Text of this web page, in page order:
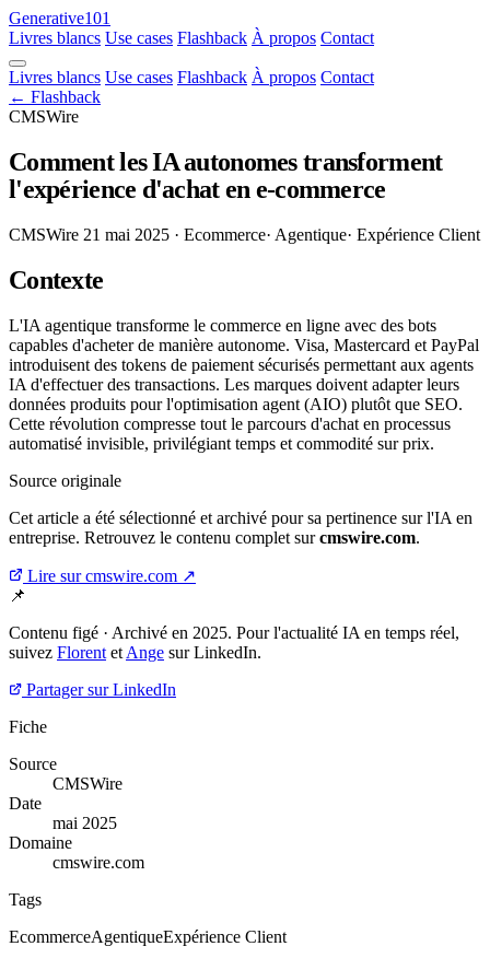
Generative101
Livres blancs Use cases Flashback À propos Contact
Livres blancs Use cases Flashback À propos Contact
← Flashback
CMSWire
Comment les IA autonomes transforment
l'expérience d'achat en e-commerce
CMSWire 21 mai 2025 · Ecommerce· Agentique· Expérience Client
Contexte
L'IA agentique transforme le commerce en ligne avec des bots
capables d'acheter de manière autonome. Visa, Mastercard et PayPal
introduisent des tokens de paiement sécurisés permettant aux agents
IA d'effectuer des transactions. Les marques doivent adapter leurs
données produits pour l'optimisation agent (AIO) plutôt que SEO.
Cette révolution compresse tout le parcours d'achat en processus
automatisé invisible, privilégiant temps et commodité sur prix.
Source originale
Cet article a été sélectionné et archivé pour sa pertinence sur l'IA en
entreprise. Retrouvez le contenu complet surcmswire.com.
Lire sur cmswire.com ↗
📌
Contenu figé · Archivé en 2025. Pour l'actualité IA en temps réel,
suivez Florent et Ange sur LinkedIn.
Partager sur LinkedIn
Fiche
Source
CMSWire
Date
mai 2025
Domaine
cmswire.com
Tags
EcommerceAgentiqueExpérience Client